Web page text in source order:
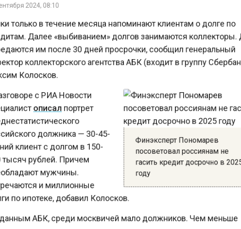
Банки только в течение месяца напоминают клиентам о долге по
кредитам. Далее «выбиванием» долгов занимаются коллекторы. Дела
передаются им после 30 дней просрочки, сообщил генеральный
директор коллекторского агентства АБК (входит в группу Сбербанка)
Максим Колосков.
Финэксперт Пономарев
посоветовал россиянам не
гасить кредит досрочно в 2025
В разговоре с РИА Новости
специалистописалпортрет
среднестатистического
российского должника — 30-45-
летний клиент с долгом в 150-
200 тысяч рублей. Причем
преобладают мужчины.
Встречаются и миллионные
долги по ипотеке, добавил Колосков.
регион, тем больше должников, подчеркнул эксперт. При этом